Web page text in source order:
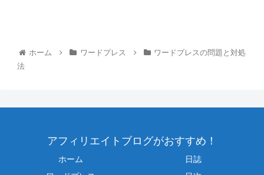
ホーム ワードプレス
ワードプレスの問題と対処
法
アフィリエイトブログがおすすめ！
ホーム
日誌